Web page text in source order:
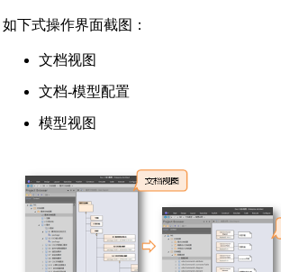
如下式操作界面截图：
文档视图
文档-模型配置
模型视图